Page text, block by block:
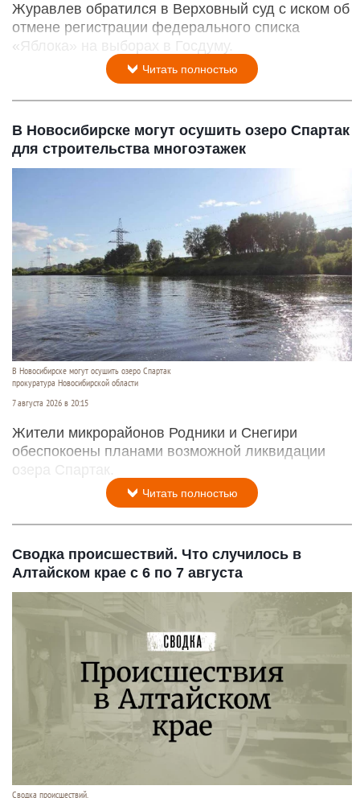
Журавлев обратился в Верховный суд с иском об
отмене регистрации федерального списка
«Яблока» на выборах в Госдуму.
Читать полностью
В Новосибирске могут осушить озеро Спартак
для строительства многоэтажек
В Новосибирске могут осушить озеро Спартак
прокуратура Новосибирской области
7 августа 2026 в 20:15
Жители микрорайонов Родники и Снегири
обеспокоены планами возможной ликвидации
озера Спартак.
Читать полностью
Сводка происшествий. Что случилось в
Алтайском крае с 6 по 7 августа
Сводка происшествий.